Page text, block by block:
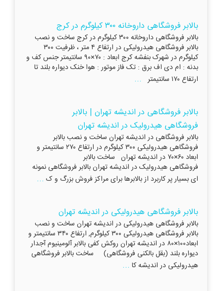
بالابر فروشگاهی داروخانه ۳۰۰ کیلوگرم در کرج
بالابر فروشگاهی داروخانه ۳۰۰ کیلوگرم در کرج ساخت و نصب
بالابر فروشگاهی هیدرولیکی در ارتفاع ۴ متر ، ظرفیت ۳۰۰
کیلوگرم در شهرک بنفشه کرج ابعاد : ۷۰×۹۰ سانتیمتر جنس کف و
بدنه : ام دی اف برق : تک فاز موتور : هوا خنک دیواره بلند تا
ارتفاع ۱۷۰ سانتیمتر
...
بالابر فروشگاهی در اندیشه تهران | بالابر
فروشگاهی هیدرولیک در اندیشه تهران
بالابر فروشگاهی در اندیشه تهران ساخت و نصب بالابر
فروشگاهی هیدرولیکی ۳۰۰ کیلوگرم در ارتفاع ۲۷۰ سانتیمتر و
ابعاد ۶۰×۷۰ در اندیشه تهران ساخت بالابر
فروشگاهی هیدرولیک در اندیشه تهران بالابر فروشگاهی نمونه
ای بسیار پر کاربرد از بالابرها برای مراکز فروش بزرگ و ک ...
بالابر فروشگاهی هیدرولیکی در اندیشه تهران
بالابر فروشگاهی هیدرولیکی در اندیشه تهران ساخت و نصب
بالابر فروشگاهی هیدرولیکی ۳۰۰ کیلوگرم, ارتفاع ۳۴۰ سانتیمتر و
ابعاد۱۰۰×۸۰ در اندیشه تهران روکش کفی بالابر آلومینیوم آجدار
دیواره بلند (بقل بالکنی فروشگاهی) ساخت بالابر فروشگاهی
هیدرولیکی در اندیشه کا ...